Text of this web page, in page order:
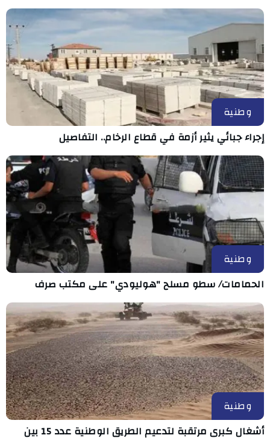
وطنية
إجراء جبائي يثير أزمة في قطاع الرخام.. التفاصيل
وطنية
الحمامات/ سطو مسلح "هوليودي" على مكتب صرف
وطنية
أشغال كبرى مرتقبة لتدعيم الطريق الوطنية عدد 15 بين